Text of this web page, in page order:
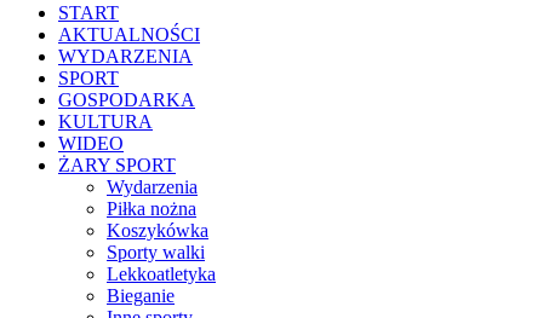
START
AKTUALNOŚCI
WYDARZENIA
SPORT
GOSPODARKA
KULTURA
WIDEO
ŻARY SPORT
Wydarzenia
Piłka nożna
Koszykówka
Sporty walki
Lekkoatletyka
Bieganie